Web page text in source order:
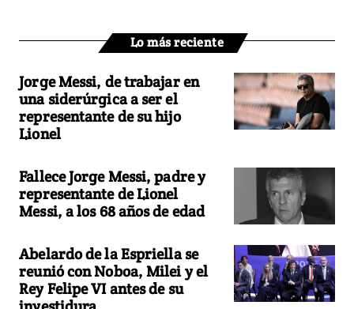
Lo más reciente
Jorge Messi, de trabajar en
una siderúrgica a ser el
representante de su hijo
Lionel
Fallece Jorge Messi, padre y
representante de Lionel
Messi, a los 68 años de edad
Abelardo de la Espriella se
reunió con Noboa, Milei y el
Rey Felipe VI antes de su